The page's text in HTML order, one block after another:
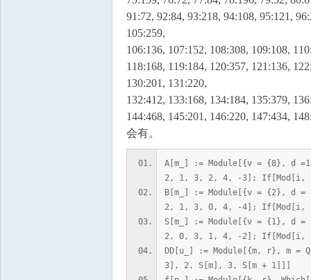
91:72, 92:84, 93:218, 94:108, 95:121,
105:259,
106:136, 107:152, 108:308, 109:108,
118:168, 119:184, 120:357, 121:136,
130:201, 131:220,
132:412, 133:168, 134:184, 135:379,
144:468, 145:201, 146:220, 147:434,
会有。
A[m_] := Module[{v = {8}, d
2, 1, 3, 2, 4, -3]; If[Mod[i,
B[m_] := Module[{v = {2}, d
2, 1, 3, 0, 4, -4]; If[Mod[i,
S[m_] := Module[{v = {1}, d
2, 0, 3, 1, 4, -2]; If[Mod[i,
DD[u_] := Module[{m, r}, m
3], 2, S[m], 3, S[m + 1]]]